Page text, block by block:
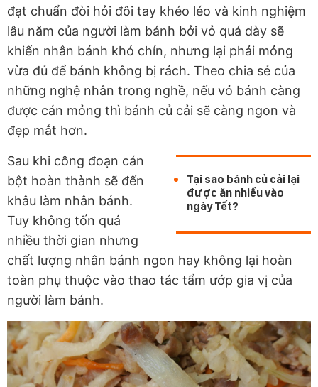
đạt chuẩn đòi hỏi đôi tay khéo léo và kinh nghiệm
lâu năm của người làm bánh bởi vỏ quá dày sẽ
khiến nhân bánh khó chín, nhưng lại phải mỏng
vừa đủ để bánh không bị rách. Theo chia sẻ của
những nghệ nhân trong nghề, nếu vỏ bánh càng
được cán mỏng thì bánh củ cải sẽ càng ngon và
đẹp mắt hơn.
Tại sao bánh củ cải lại
được ăn nhiều vào
ngày Tết?
Sau khi công đoạn cán
bột hoàn thành sẽ đến
khâu làm nhân bánh.
Tuy không tốn quá
nhiều thời gian nhưng
chất lượng nhân bánh ngon hay không lại hoàn
toàn phụ thuộc vào thao tác tẩm ướp gia vị của
người làm bánh.